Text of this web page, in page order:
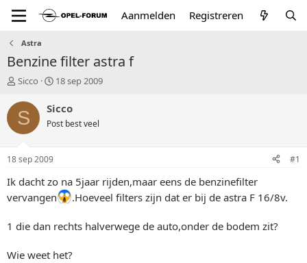
Aanmelden Registreren
Astra
Benzine filter astra f
T
p
i
a
r
e
Sicco
S
a
t
u
m
18 sep 2009
S Sicco
Post best veel
18 sep 2009 #1
Ik dacht zo na 5jaar rijden,maar eens de benzinefilter
vervangen
.Hoeveel filters zijn dat er bij de astra F 16/8v.
1 die dan rechts halverwege de auto,onder de bodem zit?
Wie weet het?